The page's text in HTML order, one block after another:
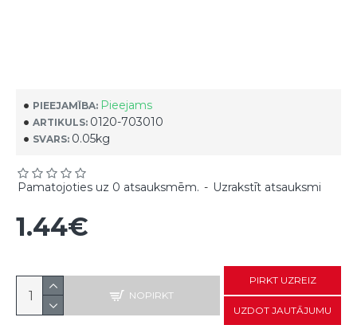
PIEEJAMĪBA: Pieejams
ARTIKULS: 0120-703010
SVARS: 0.05kg
Pamatojoties uz 0 atsauksmēm. - Uzrakstīt atsauksmi
1.44€
NOPIRKT
PIRKT UZREIZ
UZDOT JAUTĀJUMU